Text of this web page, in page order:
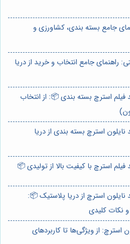
جامع بسته بندی، کشاورزی و
راهنمای جامع انتخاب و خرید از دریا
فیلم استرچ بسته بندی 📦: از انتخاب
استرچ بسته بندی از دریا
استرچ با کیفیت بالا از تولیدی 📦
استرچ از دریا پلاستیک 📦:
و نکات کلیدی
استرچ: از ویژگی‌ها تا کاربردهای